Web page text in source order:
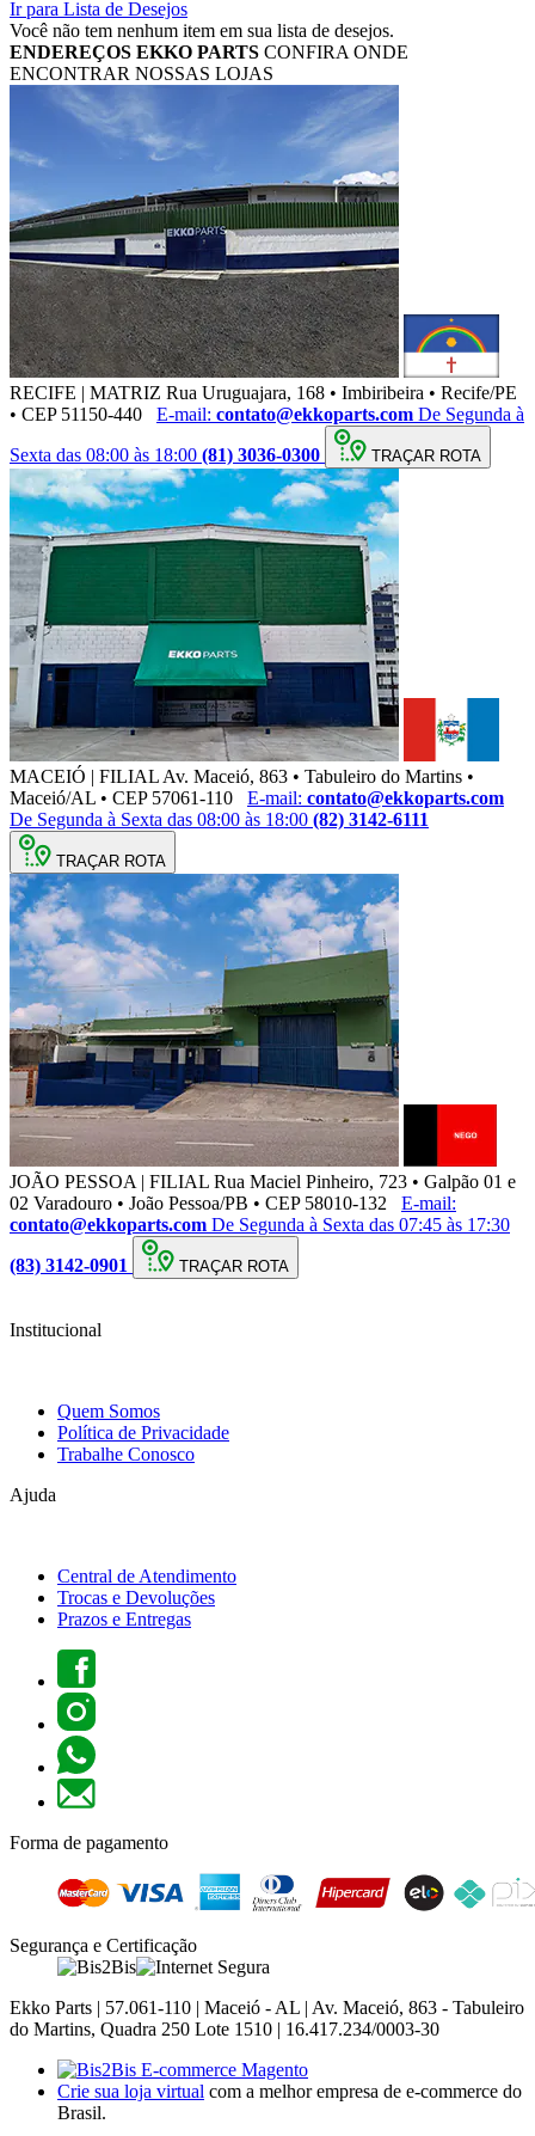
Ir para Lista de Desejos
Você não tem nenhum item em sua lista de desejos.
ENDEREÇOS EKKO PARTS CONFIRA ONDE
ENCONTRAR NOSSAS LOJAS
RECIFE | MATRIZ Rua Uruguajara, 168 • Imbiribeira • Recife/PE
• CEP 51150-440
E-mail: contato@ekkoparts.com De Segunda à
Sexta das 08:00 às 18:00 (81) 3036-0300 TRAÇAR ROTA
MACEIÓ | FILIAL Av. Maceió, 863 • Tabuleiro do Martins •
Maceió/AL • CEP 57061-110
E-mail: contato@ekkoparts.com
De Segunda à Sexta das 08:00 às 18:00 (82) 3142-6111
TRAÇAR ROTA
JOÃO PESSOA | FILIAL Rua Maciel Pinheiro, 723 • Galpão 01 e
02 Varadouro • João Pessoa/PB • CEP 58010-132
E-mail:
contato@ekkoparts.com De Segunda à Sexta das 07:45 às 17:30
(83) 3142-0901
TRAÇAR ROTA
Institucional
Quem Somos
Política de Privacidade
Trabalhe Conosco
Ajuda
Central de Atendimento
Trocas e Devoluções
Prazos e Entregas
Forma de pagamento
Segurança e Certificação
Ekko Parts | 57.061-110 | Maceió - AL | Av. Maceió, 863 - Tabuleiro
do Martins, Quadra 250 Lote 1510 | 16.417.234/0003-30
Crie sua loja virtual com a melhor empresa de e-commerce do
Brasil.